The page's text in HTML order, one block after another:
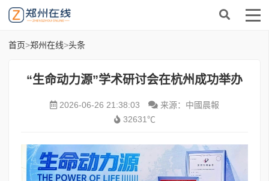
首页>郑州在线>头条
“生命动力源”学术研讨会在杭州成功举办
2026-06-26 21:38:03
来源：中國晨報
32631℃